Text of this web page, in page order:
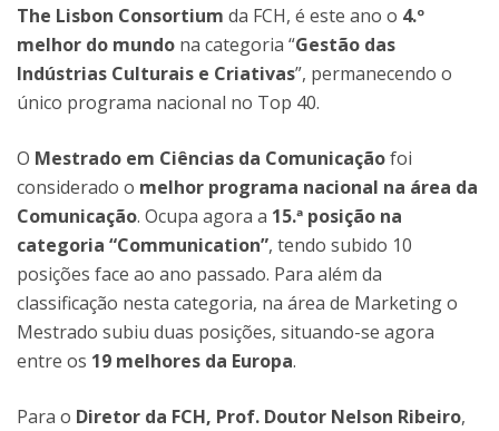
The Lisbon Consortium da FCH, é este ano o 4.º
melhor do mundo na categoria “Gestão das
Indústrias Culturais e Criativas”, permanecendo o
único programa nacional no Top 40.
O Mestrado em Ciências da Comunicaçãofoi
considerado o melhor programa nacional na área da
Comunicação. Ocupa agora a 15.ª posição na
categoria “Communication”, tendo subido 10
posições face ao ano passado. Para além da
classificação nesta categoria, na área de Marketing o
Mestrado subiu duas posições, situando-se agora
entre os 19 melhores da Europa.
Para o Diretor da FCH, Prof. Doutor Nelson Ribeiro,